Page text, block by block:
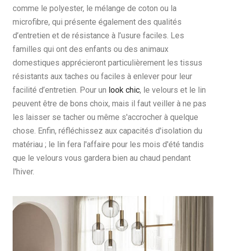
comme le polyester, le mélange de coton ou la
microfibre, qui présente également des qualités
d’entretien et de résistance à l’usure faciles. Les
familles qui ont des enfants ou des animaux
domestiques apprécieront particulièrement les tissus
résistants aux taches ou faciles à enlever pour leur
facilité d’entretien. Pour un look chic, le velours et le lin
peuvent être de bons choix, mais il faut veiller à ne pas
les laisser se tacher ou même s'accrocher à quelque
chose. Enfin, réfléchissez aux capacités d'isolation du
matériau ; le lin fera l'affaire pour les mois d'été tandis
que le velours vous gardera bien au chaud pendant
l'hiver.